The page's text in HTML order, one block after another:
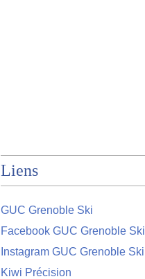
Liens
GUC Grenoble Ski
Facebook GUC Grenoble Ski
Instagram GUC Grenoble Ski
Kiwi Précision